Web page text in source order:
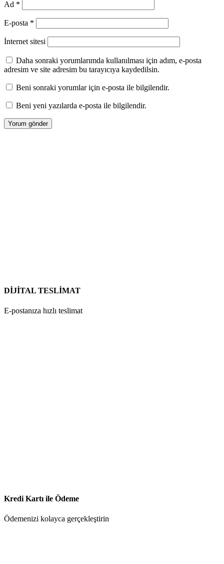
Ad *
E-posta *
İnternet sitesi
Daha sonraki yorumlarımda kullanılması için adım, e-posta
adresim ve site adresim bu tarayıcıya kaydedilsin.
Beni sonraki yorumlar için e-posta ile bilgilendir.
Beni yeni yazılarda e-posta ile bilgilendir.
DİJİTAL TESLİMAT
E-postanıza hızlı teslimat
Kredi Kartı ile Ödeme
Ödemenizi kolayca gerçekleştirin